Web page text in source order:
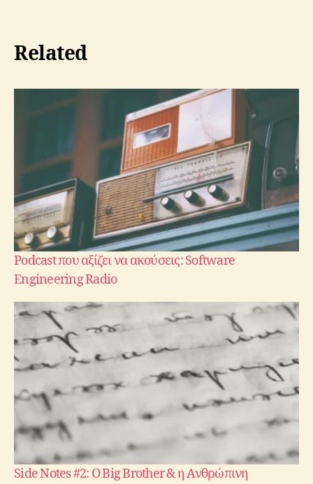
Related
Podcast που αξίζει να ακούσεις: Software
Engineering Radio
Side Notes #2: Ο Big Brother & η Ανθρώπινη